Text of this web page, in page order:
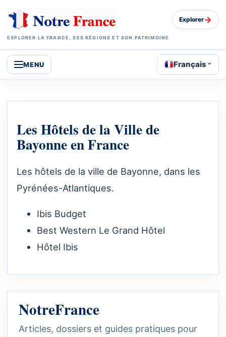
EXPLORER LA FRANCE, SES RÉGIONS ET SON PATRIMOINE
Explorer→
MENU Français
Les Hôtels de la Ville de
Bayonne en France
Les hôtels de la ville de Bayonne, dans les
Pyrénées-Atlantiques.
Ibis Budget
Best Western Le Grand Hôtel
Hôtel Ibis
NotreFrance
Articles, dossiers et guides pratiques pour